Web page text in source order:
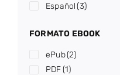
Español (3)
FORMATO EBOOK
ePub(2)
PDF(1)